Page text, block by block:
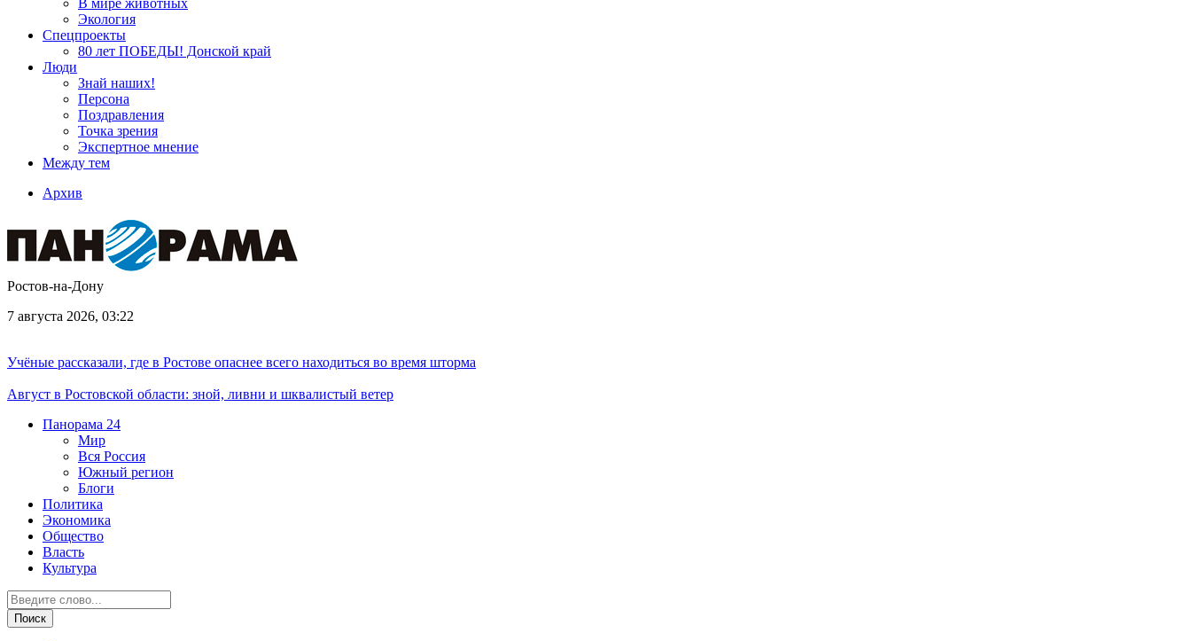
В мире животных
Экология
Спецпроекты
80 лет ПОБЕДЫ! Донской край
Люди
Знай наших!
Персона
Поздравления
Точка зрения
Экспертное мнение
Между тем
Архив
Ростов-на-Дону
7 августа 2026, 03:22
Учёные рассказали, где в Ростове опаснее всего находиться во время шторма
Август в Ростовской области: зной, ливни и шквалистый ветер
Панорама 24
Мир
Вся Россия
Южный регион
Блоги
Политика
Экономика
Общество
Власть
Культура